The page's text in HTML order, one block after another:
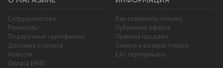
Сотрудничество
Реквизиты
Подарочные сертификаты
Доставка и оплата
Новости
Оплата ЕРИП
Как совершить покупку
Публичная оферта
Правила продажи
Замена и возврат товара
EAC cертификаты